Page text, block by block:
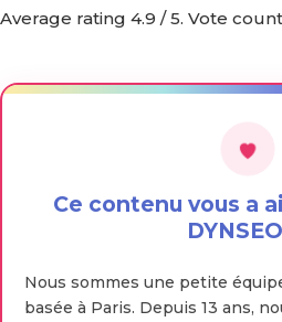
Average rating 4.9 / 5. Vote
Ce contenu vous a
Nous sommes une petite
basée à Paris. Depuis 13 ans,